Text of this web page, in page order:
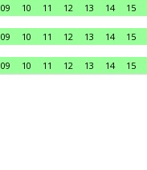
09 10 11 12 13 14 15
09 10 11 12 13 14 15
09 10 11 12 13 14 15